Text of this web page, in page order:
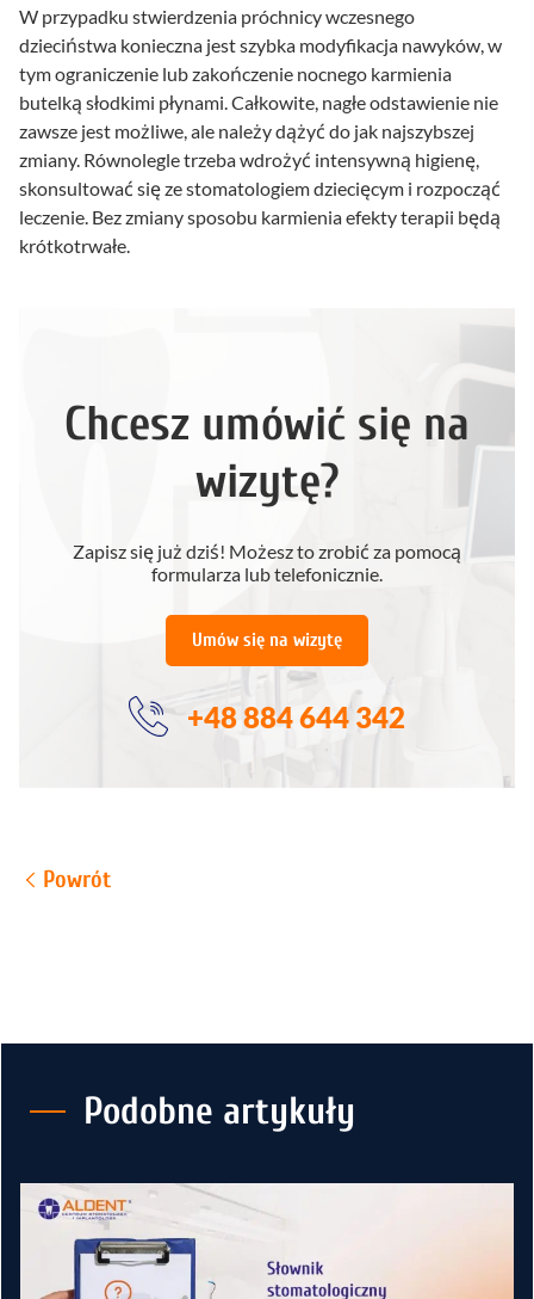
W przypadku stwierdzenia próchnicy wczesnego
dzieciństwa konieczna jest szybka modyfikacja nawyków, w
tym ograniczenie lub zakończenie nocnego karmienia
butelką słodkimi płynami. Całkowite, nagłe odstawienie nie
zawsze jest możliwe, ale należy dążyć do jak najszybszej
zmiany. Równolegle trzeba wdrożyć intensywną higienę,
skonsultować się ze stomatologiem dziecięcym i rozpocząć
leczenie. Bez zmiany sposobu karmienia efekty terapii będą
krótkotrwałe.
Chcesz umówić się na
wizytę?
Zapisz się już dziś! Możesz to zrobić za pomocą
formularza lub telefonicznie.
Umów się na wizytę
+48 884 644 342
Powrót
Podobne artykuły